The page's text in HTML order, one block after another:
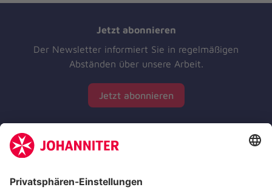
Jetzt abonnieren
Der Newsletter informiert Sie in regelmäßigen
Abständen über unsere Arbeit.
Jetzt abonnieren
Zertifizierung der Johanniter-Unfall-Hilfe e.V.